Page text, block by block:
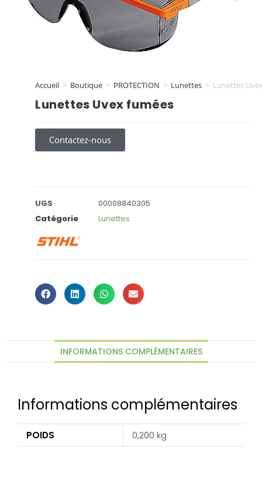
Accueil > Boutique > PROTECTION > Lunettes > Lunettes
Lunettes Uvex fumées
Contactez-nous
UGS
00008840305
Catégorie
Lunettes
INFORMATIONS COMPLÉMENTAIRES
Informations complémentaires
POIDS 0,200 kg